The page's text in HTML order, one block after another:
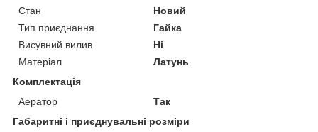
Стан
Новий
Тип приєднання
Гайка
Висувний вилив
Ні
Матеріал
Латунь
Комплектація
Аератор
Так
Габаритні і приєднувальні розміри